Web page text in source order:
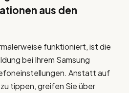
aus den
funktioniert, ist die
bei Ihrem Samsung
Anstatt auf
tippen, greifen Sie über